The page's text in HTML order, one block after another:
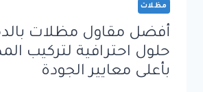
مظلات
أفضل مقاول مظلات
حلول احترافية لتركيب
بأعلى معايير الجودة